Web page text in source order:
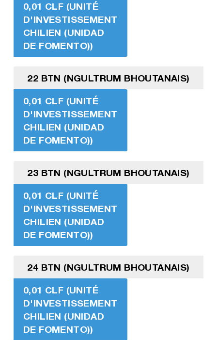
0,01 CLF (UNITÉ
D'INVESTISSEMENT
CHILIEN (UNIDAD
DE FOMENTO))
22 BTN (NGULTRUM BHOUTANAIS)
0,01 CLF (UNITÉ
D'INVESTISSEMENT
CHILIEN (UNIDAD
DE FOMENTO))
23 BTN (NGULTRUM BHOUTANAIS)
0,01 CLF (UNITÉ
D'INVESTISSEMENT
CHILIEN (UNIDAD
DE FOMENTO))
24 BTN (NGULTRUM BHOUTANAIS)
0,01 CLF (UNITÉ
D'INVESTISSEMENT
CHILIEN (UNIDAD
DE FOMENTO))